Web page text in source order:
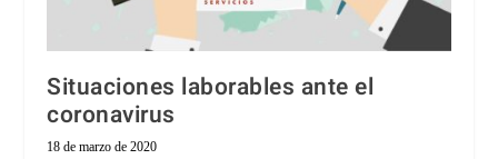
Situaciones laborables ante el
coronavirus
18 de marzo de 2020